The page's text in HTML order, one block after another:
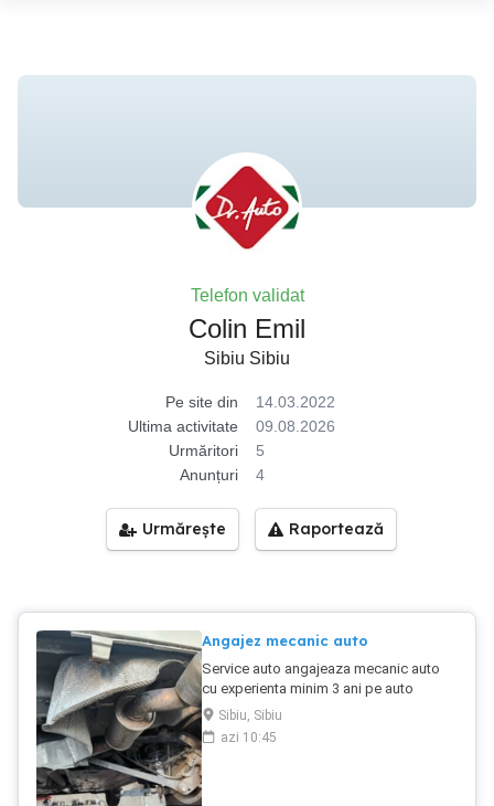
Telefon validat
Colin Emil
Sibiu Sibiu
Pe site din
14.03.2022
Ultima activitate
09.08.2026
Urmăritori
5
Anunțuri
4
Urmărește Raportează
Angajez mecanic auto
Service auto angajeaza mecanic auto
cu experienta minim 3 ani pe auto
multimarca.se ofera salariu incepând de
la 6000 net in functie de cunostiinte
tehnice si practice contract de munca
Sibiu, Sibiu
azi 10:45